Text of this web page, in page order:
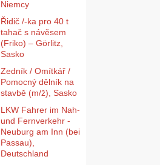
Niemcy
Řidič /-ka pro 40 t
tahač s návěsem
(Friko) – Görlitz,
Sasko
Zedník / Omítkář /
Pomocný dělník na
stavbě (m/ž), Sasko
LKW Fahrer im Nah-
und Fernverkehr -
Neuburg am Inn (bei
Passau),
Deutschland